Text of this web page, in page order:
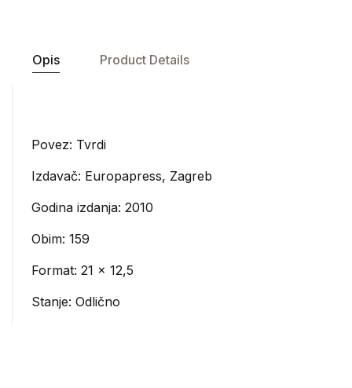
Opis Product Details
Povez: Tvrdi
Izdavač: Europapress, Zagreb
Godina izdanja: 2010
Obim: 159
Format: 21 x 12,5
Stanje: Odlično